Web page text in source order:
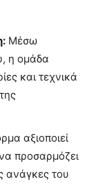
Μέσω
η ομάδα
και τεχνικά
αξιοποιεί
προσαρμόζει
ανάγκες του